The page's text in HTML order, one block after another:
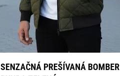
SENZAČNÁ PREŠÍVANÁ BOMBER